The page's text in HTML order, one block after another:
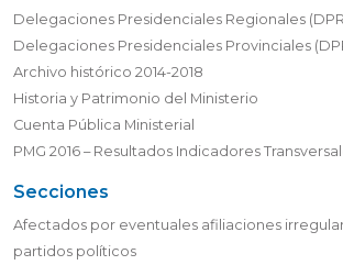
Enlaces
SENDA
ONEMI
Delegaciones Presidenciales Regionales (DPR)
Archivo histórico 2014-2018
Historia y Patrimonio del Ministerio
Cuenta Pública Ministerial